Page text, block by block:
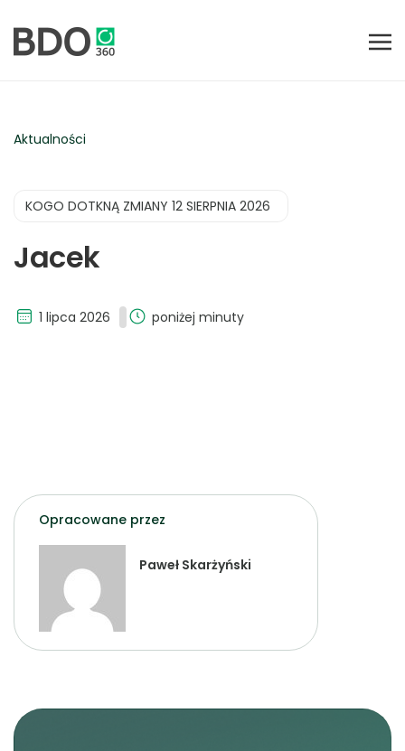
Aktualności
KOGO DOTKNĄ ZMIANY 12 SIERPNIA 2026
Jacek
1 lipca 2026 poniżej minuty
Opracowane przez
Paweł Skarżyński